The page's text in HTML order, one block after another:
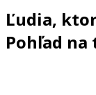
Ľudia,
Pohľad